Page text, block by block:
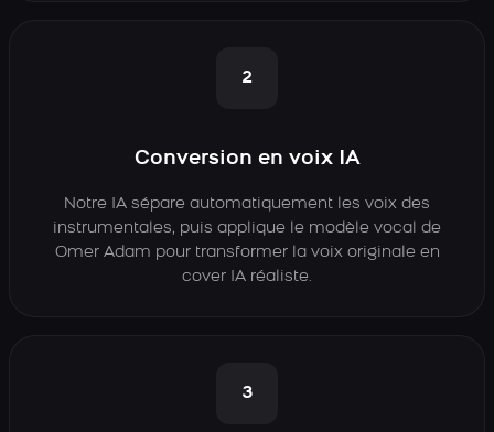
2
Conversion en voix IA
Notre IA sépare automatiquement les voix des
instrumentales, puis applique le modèle vocal de
Omer Adam pour transformer la voix originale en
cover IA réaliste.
3